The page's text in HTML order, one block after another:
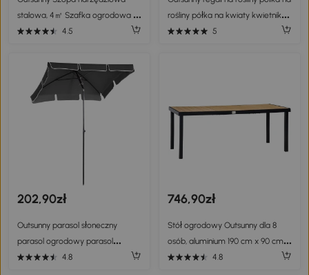
stalowa, 4㎡ Szafka ogrodowa z
oknem, zamykana na klucz, 259 x
balkon, taras, kolor ciemnoszary
4.5
rośliny półka na kwiaty kwietnik
schodkowy nowość
5
202,90zł
Outsunny parasol słoneczny
parasol ogrodowy parasol
plażowy parasol balkonowy
4.8
746,90zł
Stół ogrodowy Outsunny dla 8
osób, aluminium 190 cm x 90 cm x
74 cm
4.8